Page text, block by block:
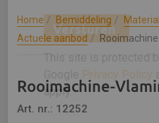
Home Bemiddeling
Actuele aanbod
Rooimachine-
Art. nr.: 12252
E-mail*
Ik heb het